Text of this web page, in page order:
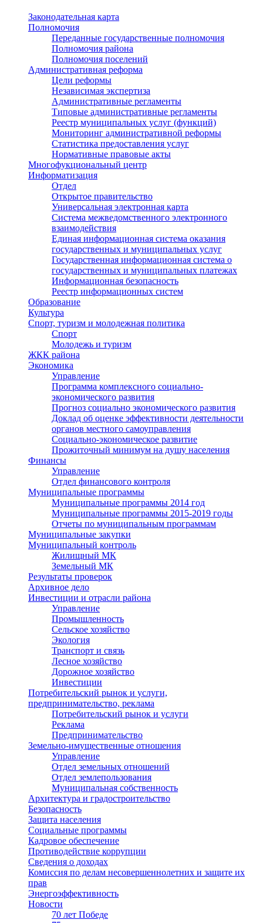
Законодательная карта
Полномочия
Переданные государственные полномочия
Полномочия района
Полномочия поселений
Административная реформа
Цели реформы
Независимая экспертиза
Административные регламенты
Типовые административные регламенты
Реестр муниципальных услуг (функций)
Мониторинг административной реформы
Статистика предоставления услуг
Нормативные правовые акты
Многофукциональный центр
Информатизация
Отдел
Открытое правительство
Универсальная электронная карта
Система межведомственного электронного
взаимодействия
Единая информационная система оказания
государственных и муниципальных услуг
Государственная информационная система о
государственных и муниципальных платежах
Информационная безопасность
Реестр информационных систем
Образование
Культура
Спорт, туризм и молодежная политика
Спорт
Молодежь и туризм
ЖКК района
Экономика
Управление
Программа комплексного социально-
экономического развития
Прогноз социально экономического развития
Доклад об оценке эффективности деятельности
органов местного самоуправления
Социально-экономическое развитие
Прожиточный минимум на душу населения
Финансы
Управление
Отдел финансового контроля
Муниципальные программы
Муниципальные программы 2014 год
Муниципальные программы 2015-2019 годы
Отчеты по муниципальным программам
Муниципальные закупки
Муниципальный контроль
Жилищный МК
Земельный МК
Результаты проверок
Архивное дело
Инвестиции и отрасли района
Управление
Промышленность
Сельское хозяйство
Экология
Транспорт и связь
Лесное хозяйство
Дорожное хозяйство
Инвестиции
Потребительский рынок и услуги,
предпринимательство, реклама
Потребительский рынок и услуги
Реклама
Предпринимательство
Земельно-имущественные отношения
Управление
Отдел земельных отношений
Отдел землепользования
Муниципальная собственность
Архитектура и градостроительство
Безопасность
Защита населения
Социальные программы
Кадровое обеспечение
Противодействие коррупции
Сведения о доходах
Комиссия по делам несовершеннолетних и защите их
прав
Энергоэффективность
Новости
70 лет Победе